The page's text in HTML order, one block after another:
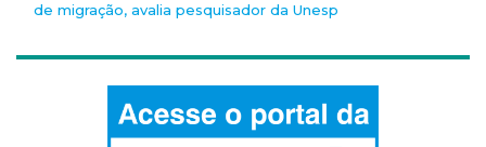
de migração, avalia pesquisador da Unesp